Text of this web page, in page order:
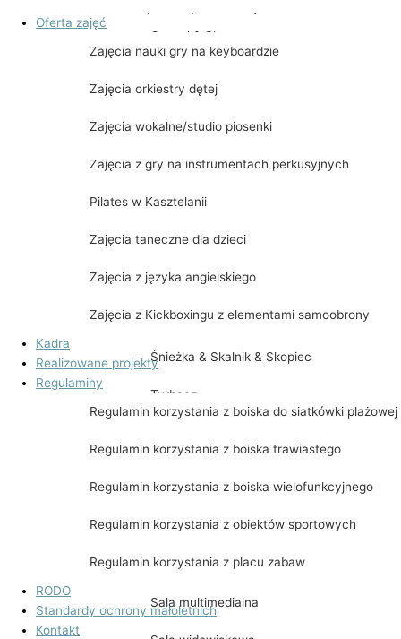
Oferta zajęć
Zajęcia nauki gry na keyboardzie
Zajęcia orkiestry dętej
Zajęcia wokalne/studio piosenki
Zajęcia z gry na instrumentach perkusyjnych
Pilates w Kasztelanii
Zajęcia taneczne dla dzieci
Zajęcia z języka angielskiego
Zajęcia z Kickboxingu z elementami samoobrony
Kadra
Realizowane projekty
Regulaminy
Regulamin korzystania z boiska do siatkówki plażowej
Regulamin korzystania z boiska trawiastego
Regulamin korzystania z boiska wielofunkcyjnego
Regulamin korzystania z obiektów sportowych
Regulamin korzystania z placu zabaw
RODO
Standardy ochrony małoletnich
Kontakt
Czupel & Skrzyczne
Wielki
Lackowa
Mogielica i Lubomir
Śnieżka & Skalnik & Skopiec
Turbacz
Wielki
Udostępnienie pomieszczeń
Sala kominkowa
Sala multimedialna